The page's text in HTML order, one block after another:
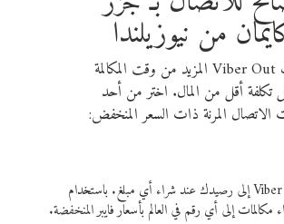
من نيوزيلندا
يمنحك Viber Out المزيد من وقت المكالمة
تكلفة أقل من المال. اختر من أحد
الاتصال المرنة ذات السعر المنخفض:
تتم إضافة رصيد Viber Out إلى رصيدك عند شراء أي مبلغ. باستخدام
إلى أي رقم في العالم بأسعار فايبر المنخفضة.